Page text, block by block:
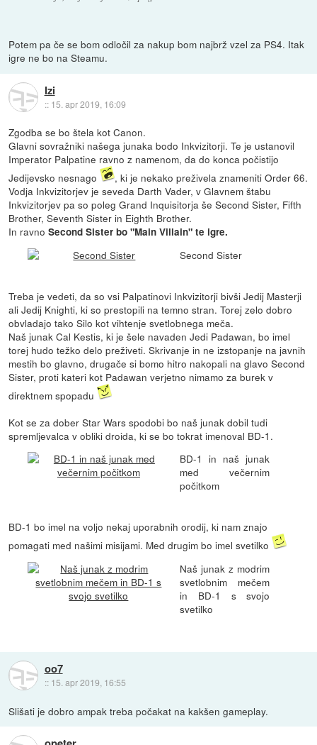
Potem pa če se bom odločil za nakup bom najbrž vzel za PS4. Itak
igre ne bo na Steamu.
Izi
:: 15. apr 2019, 16:09
Zgodba se bo štela kot Canon.
Glavni sovražniki našega junaka bodo Inkvizitorji. Te je ustanovil
Imperator Palpatine ravno z namenom, da do konca počistijo
Jedijevsko nesnago
, ki je nekako preživela znameniti Order 66.
Vodja Inkvizitorjev je seveda Darth Vader, v Glavnem štabu
Inkvizitorjev pa so poleg Grand Inquisitorja še Second Sister, Fifth
Brother, Seventh Sister in Eighth Brother.
In ravnoSecond Sister bo "Main Villain" te igre.
Second Sister
Treba je vedeti, da so vsi Palpatinovi Inkvizitorji bivši Jedij Masterji
ali Jedij Knighti, ki so prestopili na temno stran. Torej zelo dobro
obvladajo tako Silo kot vihtenje svetlobnega meča.
Naš junak Cal Kestis, ki je šele navaden Jedi Padawan, bo imel
torej hudo težko delo preživeti. Skrivanje in ne izstopanje na javnih
mestih bo glavno, drugače si bomo hitro nakopali na glavo Second
Sister, proti kateri kot Padawan verjetno nimamo za burek v
direktnem spopadu
Kot se za dober Star Wars spodobi bo naš junak dobil tudi
spremljevalca v obliki droida, ki se bo tokrat imenoval BD-1.
BD-1 in naš junak
med večernim
počitkom
BD-1 bo imel na voljo nekaj uporabnih orodij, ki nam znajo
pomagati med našimi misijami. Med drugim bo imel svetilko
Naš junak z modrim
svetlobnim mečem
in BD-1 s svojo
svetilko
oo7
:: 15. apr 2019, 16:55
Slišati je dobro ampak treba počakat na kakšen gameplay.